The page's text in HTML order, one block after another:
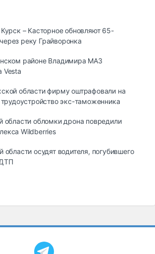
– Касторное обновляют 65-
реку Грайворонка
районе Владимира МАЗ
Vesta
области фирму оштрафовали на
экс-таможенника
области обломки дрона повредили
Wildberries
области осудят водителя, погубившего